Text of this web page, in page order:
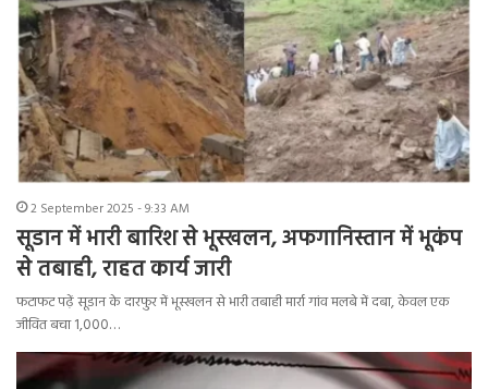
2 September 2025 - 9:33 AM
सूडान में भारी बारिश से भूस्खलन, अफगानिस्तान में भूकंप
से तबाही, राहत कार्य जारी
फटाफट पढ़ें सूडान के दारफुर में भूस्खलन से भारी तबाही मार्रा गांव मलबे में दबा, केवल एक
जीवित बचा 1,000…